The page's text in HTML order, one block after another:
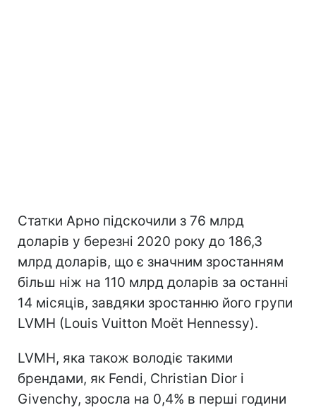
Статки Арно підскочили з 76 млрд
доларів у березні 2020 року до 186,3
млрд доларів, що є значним зростанням
більш ніж на 110 млрд доларів за останні
14 місяців, завдяки зростанню його групи
LVMH (Louis Vuitton Moët Hennessy).
LVMH, яка також володіє такими
брендами, як Fendi, Christian Dior і
Givenchy, зросла на 0,4% в перші години